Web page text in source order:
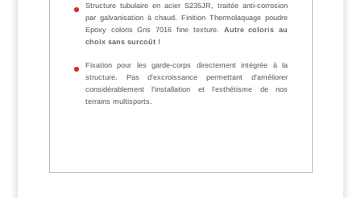
Structure tubulaire en acier S235JR, traitée anti-corrosion
par galvanisation à chaud. Finition Thermolaquage poudre
Epoxy coloris Gris 7016 fine texture. Autre coloris au
choix sans surcoût !
Fixation pour les garde-corps directement intégrée à la
structure. Pas d'excroissance permettant d'améliorer
considérablement l'installation et l'esthétisme de nos
terrains multisports.